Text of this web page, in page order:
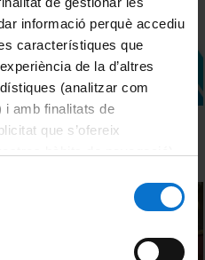
informació perquè accediu
característiques que
de la d’altres
(analitzar com
i amb finalitats de
que s’ofereix
del lloc web de la
l’Àrea de Dret, Empresa i